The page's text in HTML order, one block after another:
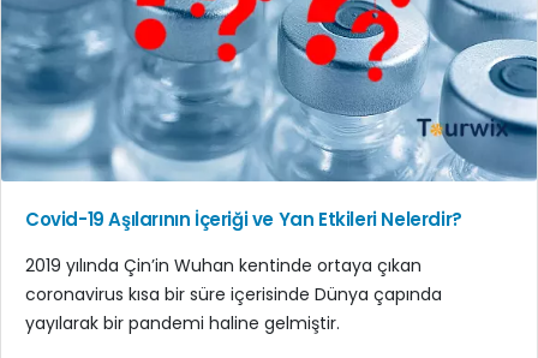
Covid-19 Aşılarının İçeriği ve Yan Etkileri Nelerdir?
2019 yılında Çin’in Wuhan kentinde ortaya çıkan
coronavirus kısa bir süre içerisinde Dünya çapında
yayılarak bir pandemi haline gelmiştir.